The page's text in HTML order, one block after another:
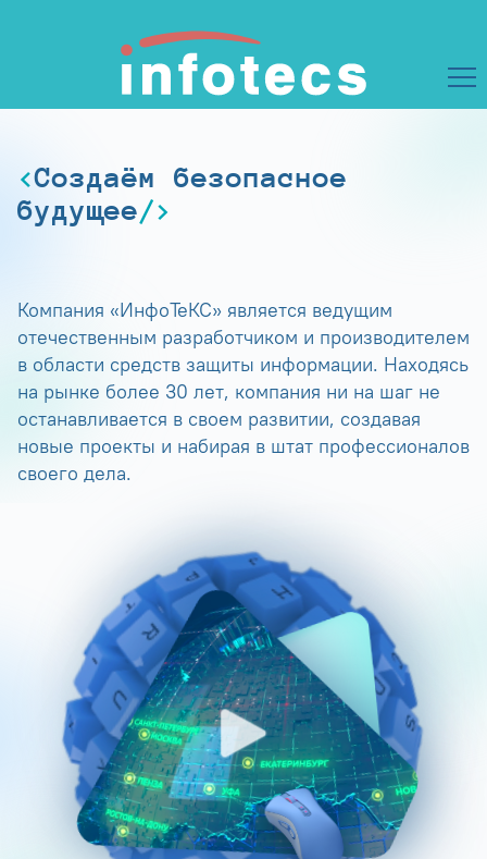
Создаём безопасное
будущее
Компания «ИнфоТеКС» является ведущим
отечественным разработчиком и производителем
в области средств защиты информации. Находясь
на рынке более 30 лет, компания ни на шаг не
останавливается в своем развитии, создавая
новые проекты и набирая в штат профессионалов
своего дела.